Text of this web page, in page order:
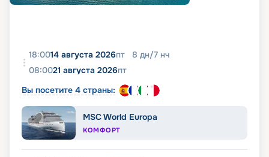
18:0014 августа 2026пт 8 дн/7 нч
08:0021 августа 2026пт
Вы посетите 4 страны:
MSC World Europa
КОМФОРТ